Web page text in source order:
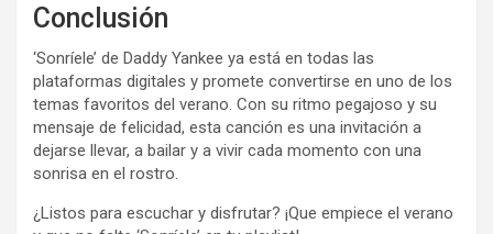
Conclusión
‘Sonríele’ de Daddy Yankee ya está en todas las
plataformas digitales y promete convertirse en uno de los
temas favoritos del verano. Con su ritmo pegajoso y su
mensaje de felicidad, esta canción es una invitación a
dejarse llevar, a bailar y a vivir cada momento con una
sonrisa en el rostro.
¿Listos para escuchar y disfrutar? ¡Que empiece el verano